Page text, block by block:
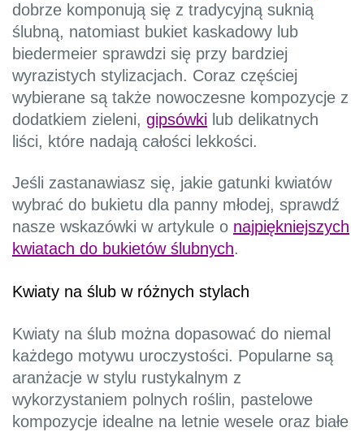
dobrze komponują się z tradycyjną suknią
ślubną, natomiast bukiet kaskadowy lub
biedermeier sprawdzi się przy bardziej
wyrazistych stylizacjach. Coraz częściej
wybierane są także nowoczesne kompozycje z
dodatkiem zieleni, gipsówki lub delikatnych
liści, które nadają całości lekkości.
Jeśli zastanawiasz się, jakie gatunki kwiatów
wybrać do bukietu dla panny młodej, sprawdź
nasze wskazówki w artykule o najpiękniejszych
kwiatach do bukietów ślubnych.
Kwiaty na ślub w różnych stylach
Kwiaty na ślub można dopasować do niemal
każdego motywu uroczystości. Popularne są
aranżacje w stylu rustykalnym z
wykorzystaniem polnych roślin, pastelowe
kompozycje idealne na letnie wesele oraz białe